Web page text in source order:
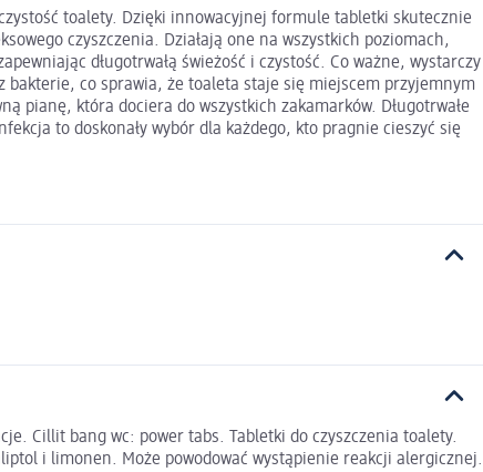
toalety. Dzięki innowacyjnej formule tabletki skutecznie
czyszczenia. Działają one na wszystkich poziomach,
długotrwałą świeżość i czystość. Co ważne, wystarczy
co sprawia, że toaleta staje się miejscem przyjemnym
pianę, która dociera do wszystkich zakamarków. Długotrwałe
to doskonały wybór dla każdego, kto pragnie cieszyć się
Cillit bang wc: power tabs. Tabletki do czyszczenia toalety.
i limonen. Może powodować wystąpienie reakcji alergicznej.